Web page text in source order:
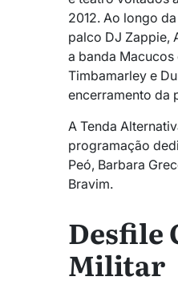
2012. Ao longo
palco DJ Zappie,
a banda
Timbamarley e
encerramento da
A Tenda
programação
Peó, Barbara
Bravim.
Desfile
Militar